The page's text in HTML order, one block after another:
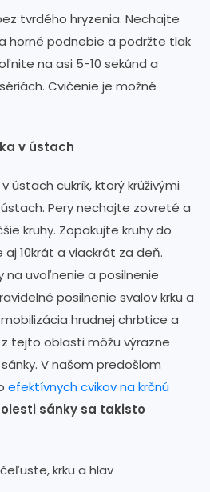
tvrdého hryzenia. Nechajte
horné podnebie a podržte tlak
na asi 5-10 sekúnd a
Cvičenie je možné
v ústach
ústach cukrík, ktorý krúživými
Pery nechajte zovreté a
kruhy. Zopakujte kruhy do
10krát a viackrát za deň.
na uvoľnenie a posilnenie
posilnenie svalov krku a
hrudnej chrbtice a
tejto oblasti môžu výrazne
V našom predošlom
efektívnych cvikov na krčnú
sánky sa takisto
krku a hlav